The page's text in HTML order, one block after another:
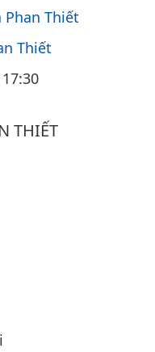
Phan Thiết
Thiết
17:30
THIẾT